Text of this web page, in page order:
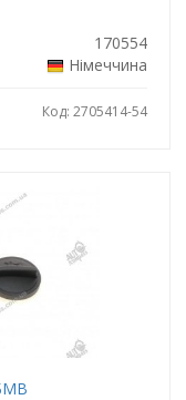
170554
Німеччина
Код: 2705414-54